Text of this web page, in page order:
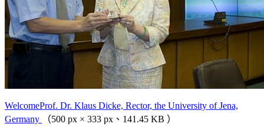
WelcomeProf. Dr. Klaus Dicke, Rector, the University of Jena,
Germany
（500 px × 333 px、141.45 KB ）